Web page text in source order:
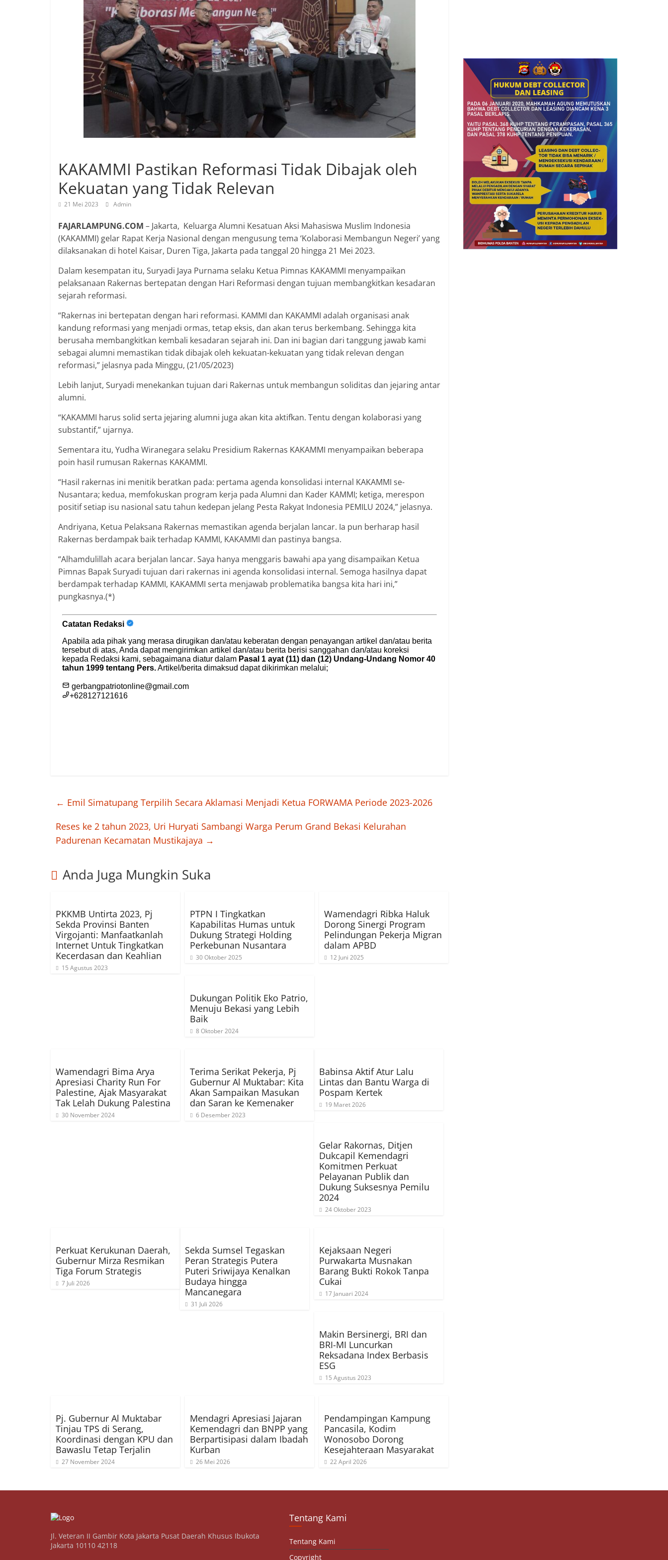
KAKAMMI Pastikan Reformasi Tidak Dibajak oleh
Kekuatan yang Tidak Relevan
21 Mei 2023 Admin
FAJARLAMPUNG.COM – Jakarta, Keluarga Alumni Kesatuan Aksi Mahasiswa Muslim Indonesia
(KAKAMMI) gelar Rapat Kerja Nasional dengan mengusung tema ‘Kolaborasi Membangun Negeri’ yang
dilaksanakan di hotel Kaisar, Duren Tiga, Jakarta pada tanggal 20 hingga 21 Mei 2023.
Dalam kesempatan itu, Suryadi Jaya Purnama selaku Ketua Pimnas KAKAMMI menyampaikan
pelaksanaan Rakernas bertepatan dengan Hari Reformasi dengan tujuan membangkitkan kesadaran
sejarah reformasi.
“Rakernas ini bertepatan dengan hari reformasi. KAMMI dan KAKAMMI adalah organisasi anak
kandung reformasi yang menjadi ormas, tetap eksis, dan akan terus berkembang. Sehingga kita
berusaha membangkitkan kembali kesadaran sejarah ini. Dan ini bagian dari tanggung jawab kami
sebagai alumni memastikan tidak dibajak oleh kekuatan-kekuatan yang tidak relevan dengan
reformasi,” jelasnya pada Minggu, (21/05/2023)
Lebih lanjut, Suryadi menekankan tujuan dari Rakernas untuk membangun soliditas dan jejaring antar
alumni.
“KAKAMMI harus solid serta jejaring alumni juga akan kita aktifkan. Tentu dengan kolaborasi yang
substantif,” ujarnya.
Sementara itu, Yudha Wiranegara selaku Presidium Rakernas KAKAMMI menyampaikan beberapa
poin hasil rumusan Rakernas KAKAMMI.
“Hasil rakernas ini menitik beratkan pada: pertama agenda konsolidasi internal KAKAMMI se-
Nusantara; kedua, memfokuskan program kerja pada Alumni dan Kader KAMMI; ketiga, merespon
positif setiap isu nasional satu tahun kedepan jelang Pesta Rakyat Indonesia PEMILU 2024,” jelasnya.
Andriyana, Ketua Pelaksana Rakernas memastikan agenda berjalan lancar. Ia pun berharap hasil
Rakernas berdampak baik terhadap KAMMI, KAKAMMI dan pastinya bangsa.
“Alhamdulillah acara berjalan lancar. Saya hanya menggaris bawahi apa yang disampaikan Ketua
Pimnas Bapak Suryadi tujuan dari rakernas ini agenda konsolidasi internal. Semoga hasilnya dapat
berdampak terhadap KAMMI, KAKAMMI serta menjawab problematika bangsa kita hari ini,”
pungkasnya.(*)
← Emil Simatupang Terpilih Secara Aklamasi Menjadi Ketua FORWAMA Periode 2023-2026
Reses ke 2 tahun 2023, Uri Huryati Sambangi Warga Perum Grand Bekasi Kelurahan
Padurenan Kecamatan Mustikajaya →
Anda Juga Mungkin Suka
PKKMB Untirta 2023, Pj
Sekda Provinsi Banten
Virgojanti: Manfaatkanlah
Internet Untuk Tingkatkan
Kecerdasan dan Keahlian
15 Agustus 2023
PTPN I Tingkatkan
Kapabilitas Humas untuk
Dukung Strategi Holding
Perkebunan Nusantara
30 Oktober 2025
Wamendagri Ribka Haluk
Dorong Sinergi Program
Pelindungan Pekerja Migran
dalam APBD
12 Juni 2025
Dukungan Politik Eko Patrio,
Menuju Bekasi yang Lebih
Baik
8 Oktober 2024
Wamendagri Bima Arya
Apresiasi Charity Run For
Palestine, Ajak Masyarakat
Tak Lelah Dukung Palestina
30 November 2024
Terima Serikat Pekerja, Pj
Gubernur Al Muktabar: Kita
Akan Sampaikan Masukan
dan Saran ke Kemenaker
6 Desember 2023
Babinsa Aktif Atur Lalu
Lintas dan Bantu Warga di
Pospam Kertek
19 Maret 2026
Gelar Rakornas, Ditjen
Dukcapil Kemendagri
Komitmen Perkuat
Pelayanan Publik dan
Dukung Suksesnya Pemilu
2024
24 Oktober 2023
Perkuat Kerukunan Daerah,
Gubernur Mirza Resmikan
Tiga Forum Strategis
7 Juli 2026
Sekda Sumsel Tegaskan
Peran Strategis Putera
Puteri Sriwijaya Kenalkan
Budaya hingga
Mancanegara
31 Juli 2026
Kejaksaan Negeri
Purwakarta Musnakan
Barang Bukti Rokok Tanpa
Cukai
17 Januari 2024
Makin Bersinergi, BRI dan
BRI-MI Luncurkan
Reksadana Index Berbasis
ESG
15 Agustus 2023
Pj. Gubernur Al Muktabar
Tinjau TPS di Serang,
Koordinasi dengan KPU dan
Bawaslu Tetap Terjalin
27 November 2024
Mendagri Apresiasi Jajaran
Kemendagri dan BNPP yang
Berpartisipasi dalam Ibadah
Kurban
26 Mei 2026
Pendampingan Kampung
Pancasila, Kodim
Wonosobo Dorong
Kesejahteraan Masyarakat
22 April 2026
Jl. Veteran II Gambir Kota Jakarta Pusat Daerah Khusus Ibukota
Jakarta 10110 42118
Tentang Kami
Tentang Kami
Copyright